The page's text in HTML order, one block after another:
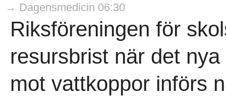
→ Dagensmedicin 06:30
Riksföreningen för
resursbrist när det
mot vattkoppor införs